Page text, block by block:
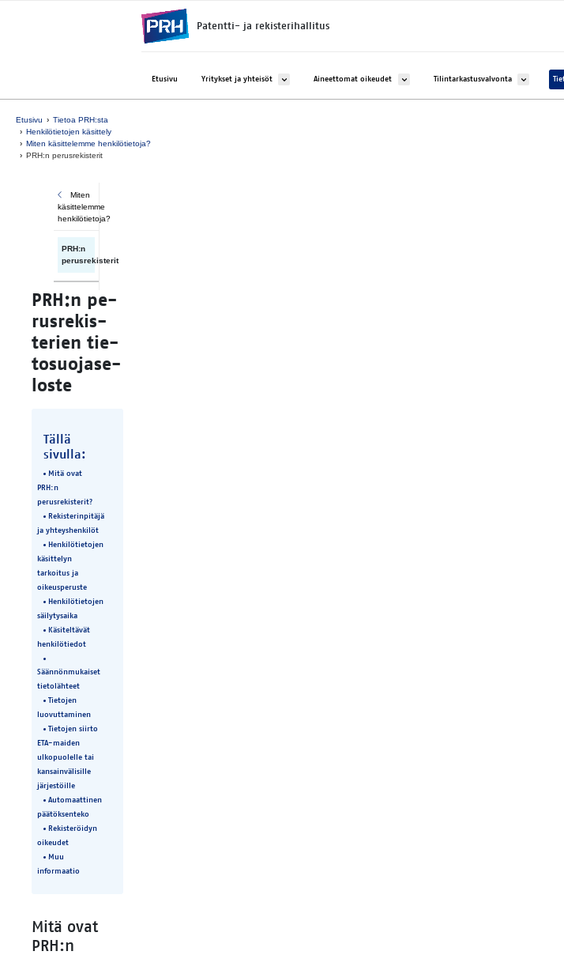
Patentti- ja rekisterihallitus
Etusivu Yritykset ja yhteisöt Avaa alavalikko kohteelle Yritykset ja yhteisöt
Aineettomat oikeudet Avaa alavalikko kohteelle Aineettomat
Tilintarkastusvalvonta Avaa
Etusivu
Tietoa PRH:sta
Henkilötietojen käsittely
Miten käsittelemme henkilötietoja?
PRH:n perusrekisterit
PRH:n pe­
rus­re­kis­
te­rien tie­
to­suo­ja­se­
los­te
Tällä
sivulla:
Mitä ovat
PRH:n
perusrekisterit?
Rekisterinpitäjä
ja yhteyshenkilöt
Henkilötietojen
käsittelyn
tarkoitus ja
oikeusperuste
Henkilötietojen
säilytysaika
Käsiteltävät
henkilötiedot
Säännönmukaiset
tietolähteet
Tietojen
luovuttaminen
Tietojen siirto
ETA-maiden
ulkopuolelle tai
kansainvälisille
järjestöille
Automaattinen
päätöksenteko
Rekisteröidyn
oikeudet
Muu
informaatio
Mitä ovat
PRH:n
Miten
käsittelemme
henkilötietoja?
PRH:n
perusrekisterit